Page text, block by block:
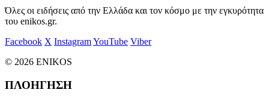
Όλες οι ειδήσεις από την Ελλάδα και τον κόσμο με την εγκυρότητα
του enikos.gr.
Facebook X InstagramYouTube Viber
© 2026 ENIKOS
ΠΛΟΗΓΗΣΗ